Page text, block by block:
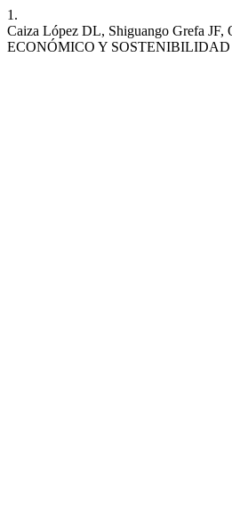
1.
Caiza López DL, Shiguango Grefa
ECONÓMICO Y